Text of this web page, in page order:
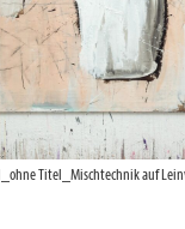
Titel_Mischtechnik auf